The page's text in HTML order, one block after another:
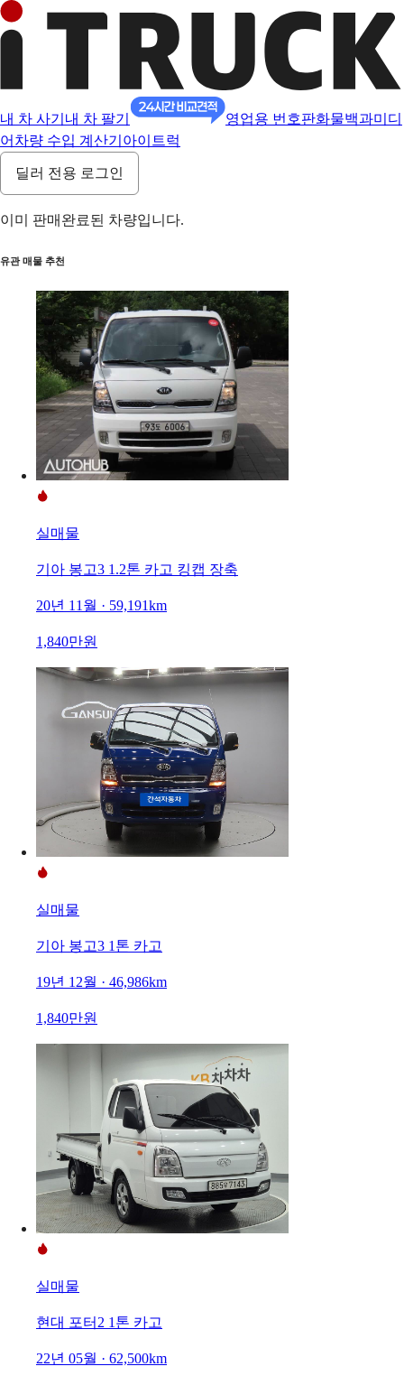
내 차 사기 내 차 팔기 영업용 번호판화물백과미디
어 차량 수입 계산기 아이트럭
딜러 전용 로그인
이미 판매완료된 차량입니다.
유관 매물 추천
실매물
기아 봉고3 1.2톤 카고 킹캡 장축
20년 11월 · 59,191km
1,840만원
실매물
기아 봉고3 1톤 카고
19년 12월 · 46,986km
1,840만원
실매물
현대 포터2 1톤 카고
22년 05월 · 62,500km